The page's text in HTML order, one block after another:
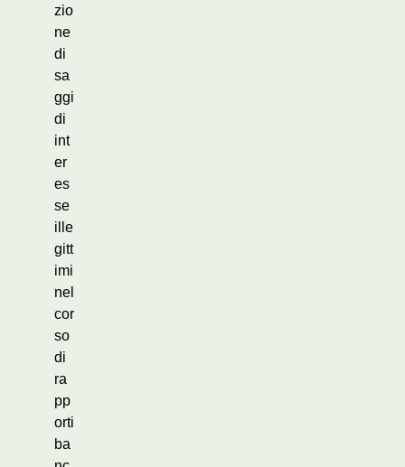
zio
ne
di
sa
ggi
di
int
er
es
se
ille
gitt
imi
nel
cor
so
di
ra
pp
orti
ba